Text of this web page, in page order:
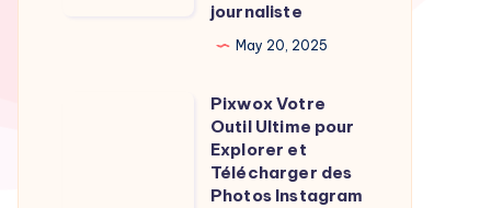
journaliste
May 20, 2025
Pixwox Votre
Outil Ultime pour
Explorer et
Télécharger des
Photos Instagram